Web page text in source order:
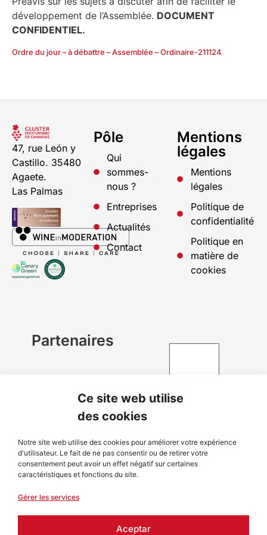
Ce site web utilise
des cookies
Notre site web utilise des cookies pour améliorer votre expérience
d'utilisateur. Le fait de ne pas consentir ou de retirer votre
consentement peut avoir un effet négatif sur certaines
caractéristiques et fonctions du site.
Gérer les services
Aceptar
développement de l’Assemblée. DOCUMENT
CONFIDENTIEL.
Ordre du jour – à débattre – Assemblée – Ordinaire-211124
47, rue León y
Castillo. 35480
Agaete.
Las Palmas
Pôle
Qui
sommes-
nous ?
Entreprises
Actualités
Contact
Mentions
légales
Mentions
légales
Politique de
confidentialité
Politique en
matière de
cookies
Partenaires